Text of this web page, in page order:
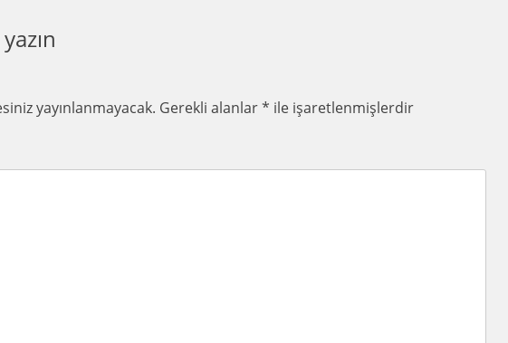
yayınlanmayacak. Gerekli alanlar* ile işaretlenmişlerdir